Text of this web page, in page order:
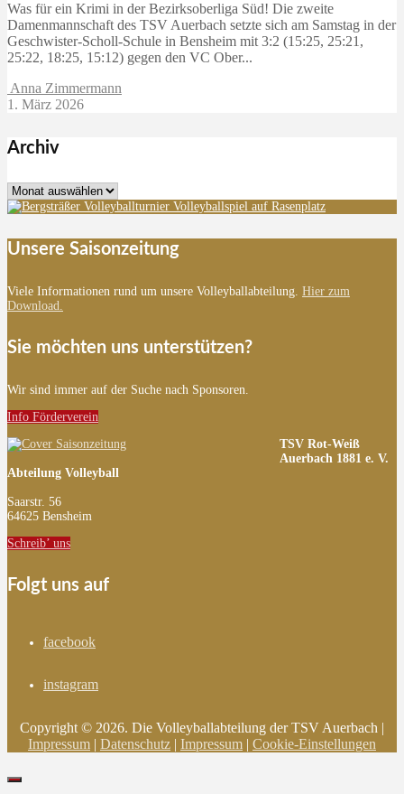
Was für ein Krimi in der Bezirksoberliga Süd! Die zweite
Damenmannschaft des TSV Auerbach setzte sich am Samstag in der
Geschwister-Scholl-Schule in Bensheim mit 3:2 (15:25, 25:21,
25:22, 18:25, 15:12) gegen den VC Ober...
Anna Zimmermann
1. März 2026
Archiv
Archiv
Unsere Saisonzeitung
Viele Informationen rund um unsere Volleyballabteilung. Hier zum
Download.
Sie möchten uns unterstützen?
Wir sind immer auf der Suche nach Sponsoren.
Info Förderverein
TSV Rot-Weiß
Auerbach 1881 e. V.
Abteilung Volleyball
Saarstr. 56
64625 Bensheim
Schreib’ uns
Folgt uns auf
facebook
instagram
Copyright © 2026. Die Volleyballabteilung der TSV Auerbach |
Impressum | Datenschutz | Impressum | Cookie-Einstellungen